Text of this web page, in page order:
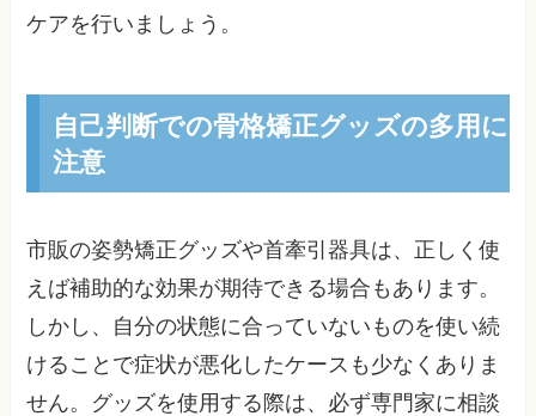
ケアを行いましょう。
自己判断での骨格矯正グッズの多用に
注意
市販の姿勢矯正グッズや首牽引器具は、正しく使
えば補助的な効果が期待できる場合もあります。
しかし、自分の状態に合っていないものを使い続
けることで症状が悪化したケースも少なくありま
せん。グッズを使用する際は、必ず専門家に相談